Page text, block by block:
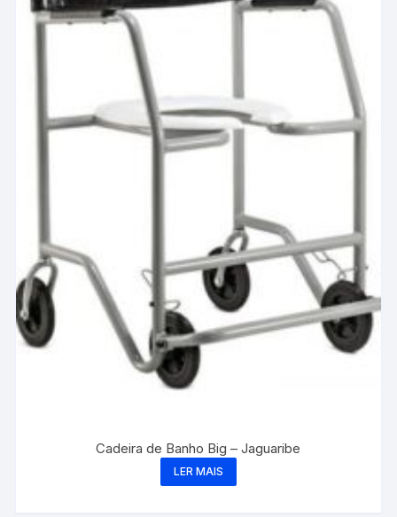
Cadeira de Banho Big – Jaguaribe
LER MAIS